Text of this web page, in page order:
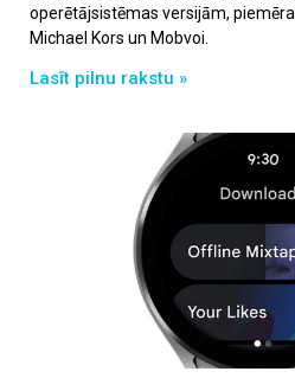
operētājsistēmas versijām,
Michael Kors un Mobvoi.
Lasīt pilnu rakstu »